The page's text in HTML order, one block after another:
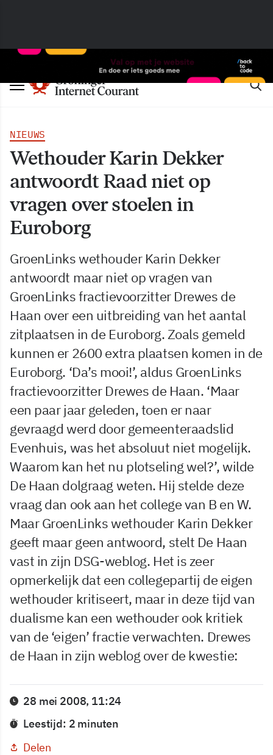
NIEUWS
Wethouder Karin Dekker
antwoordt Raad niet op
vragen over stoelen in
Euroborg
GroenLinks wethouder Karin Dekker
antwoordt maar niet op vragen van
GroenLinks fractievoorzitter Drewes de
Haan over een uitbreiding van het aantal
zitplaatsen in de Euroborg. Zoals gemeld
kunnen er 2600 extra plaatsen komen in de
Euroborg. ‘Da’s mooi!’, aldus GroenLinks
fractievoorzitter Drewes de Haan. ‘Maar
een paar jaar geleden, toen er naar
gevraagd werd door gemeenteraadslid
Evenhuis, was het absoluut niet mogelijk.
Waarom kan het nu plotseling wel?’, wilde
De Haan dolgraag weten. Hij stelde deze
vraag dan ook aan het college van B en W.
Maar GroenLinks wethouder Karin Dekker
geeft maar geen antwoord, stelt De Haan
vast in zijn DSG-weblog. Het is zeer
opmerkelijk dat een collegepartij de eigen
wethouder kritiseert, maar in deze tijd van
dualisme kan een wethouder ook kritiek
van de ‘eigen’ fractie verwachten. Drewes
de Haan in zijn weblog over de kwestie:
28 mei 2008, 11:24
Leestijd: 2 minuten
Delen